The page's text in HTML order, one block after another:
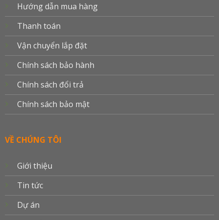
Hướng dẫn mua hàng
Thanh toán
Vận chuyển lắp đặt
Chính sách bảo hành
Chính sách đổi trả
Chính sách bảo mật
VỀ CHÚNG TÔI
Giới thiệu
Tin tức
Dự án